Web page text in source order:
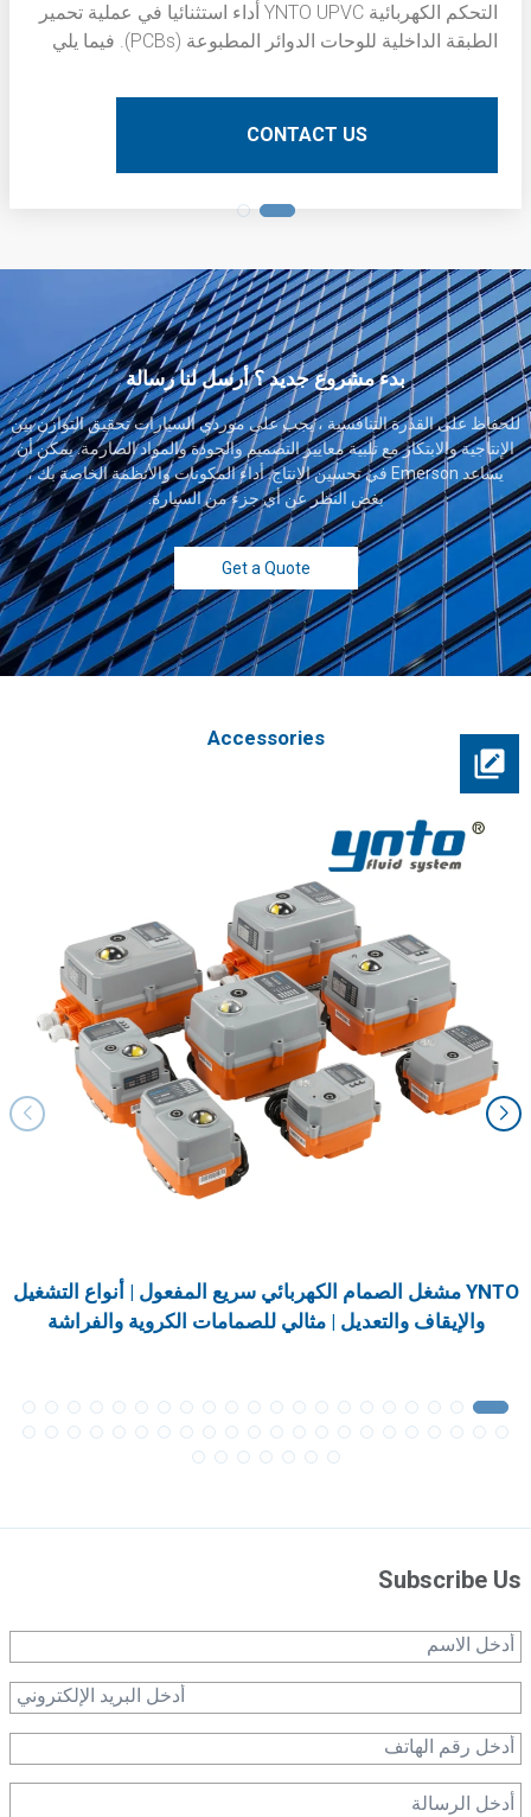
التحكم الكهربائية YNTO UPVC أداء استثنائيا في عملية تحمير
الطبقة الداخلية للوحات الدوائر المطبوعة (PCBs). فيما يلي
CONTACT US
بدء مشروع جديد ؟ أرسل لنا رسالة
للحفاظ على القدرة التنافسية ، يجب على موردي السيارات تحقيق التوازن بين
الإنتاجية والابتكار مع تلبية معايير التصميم والجودة والمواد الصارمة. يمكن أن
يساعد Emerson في تحسين الإنتاج. أداء المكونات والأنظمة الخاصة بك ،
بغض النظر عن أي جزء من السيارة.
Get a Quote
Accessories
YNTO مشغل الصمام الكهربائي سريع المفعول | أنواع التشغيل
والإيقاف والتعديل | مثالي للصمامات الكروية والفراشة
Subscribe Us